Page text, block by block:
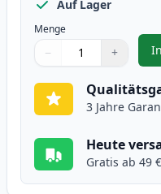
Auf Lager
Menge
Verwenden Sie die
− +
1
3 Jahre
Heute
Gratis ab 49 €